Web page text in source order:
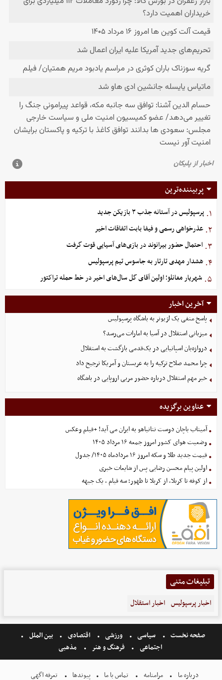
پربیننده‌ترین
۱. پرسپولیس در آستانه جذب ۳ بازیکن جدید
۲. عذرخواهی رسمی و فیفا بابت اتفاقات اخیر
۳. احتمال حضور بیرانوند در بازی‌های آسیایی قوت گرفت
۴. هشدار مهدی تارتار به جاسوس تیم پرسپولیس
۵. شهریار مغانلو؛ اولین آقای گل سال‌های اخیر در خط حمله تراکتور
آخرین اخبار
پاسخ منفی یک لژیونر به باشگاه پرسپولیس
میزبانی استقلال در آسیا به امارات می‌رسد؟
دروازه‌بان اسپانیایی در یک‌قدمی بازگشت به استقلال
چرا محمد صلاح ترکیه را به عربستان و آمریکا ترجیح داد
خبر مهم استقلال درباره حضور مربی اروپایی در باشگاه
عناوین برگزیده
آمیتاب باچان دوست نتانیاهو به ایران می آید! +فیلم وعکس
وضعیت هوای کشور امروز جمعه ۱۶ مرداد ۱۴۰۵
قیمت جدید طلا و سکه امروز ۱۶ مردادماه ۱۴۰۵/ جدول
اولین پیام محسن رضایی پس از شایعات خبری
از کوفه تا کربلا، از کربلا تا ظهور؛ سه قیام ، یک جبهه
تبلیغات متنی
اخبار پرسپولیس اخبار استقلال
صفحه نخست سیاسی ورزشی اقتصادی
بین الملل
اجتماعی
فرهنگ و هنر مذهبی
درباره ما مرامنامه تماس با ما پیوندها تعرفه اگهی